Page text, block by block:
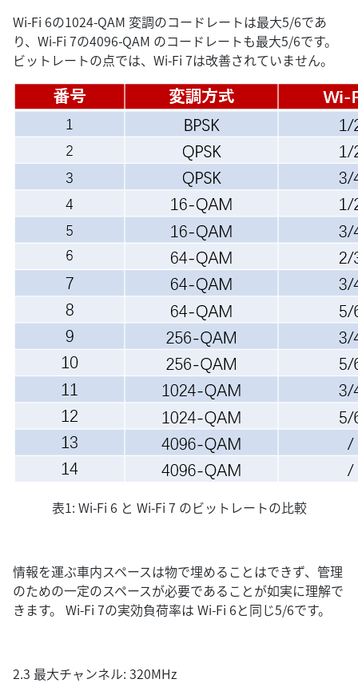
Wi-Fi 6の1024-QAM 変調のコードレートは最大5/6であ
り、Wi-Fi 7の4096-QAM のコードレートも最大5/6です。
ビットレートの点では、Wi-Fi 7は改善されていません。
表1: Wi-Fi 6 と Wi-Fi 7 のビットレートの比較
情報を運ぶ車内スペースは物で埋めることはできず、管理
のための一定のスペースが必要であることが如実に理解で
きます。 Wi-Fi 7の実効負荷率は Wi-Fi 6と同じ5/6です。
2.3 最大チャンネル: 320MHz